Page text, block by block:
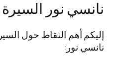
نانسي نور السيرة
إليكم أهم النقاط حول
نانسي نور: